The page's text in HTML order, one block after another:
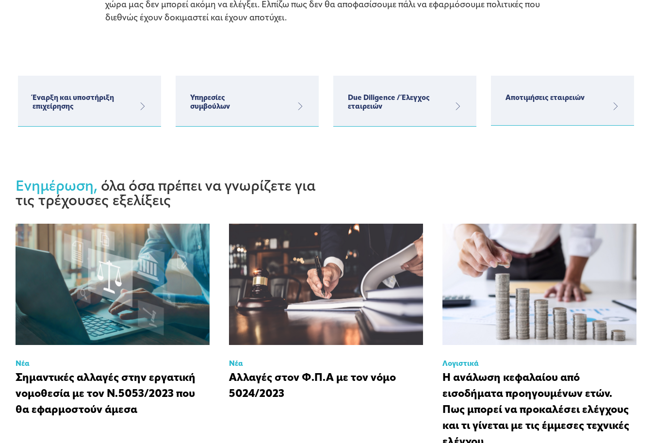
χώρα μας δεν μπορεί ακόμη να ελέγξει. Ελπίζω πως δεν θα αποφασίσουμε πάλι να εφαρμόσουμε πολιτικές που
διεθνώς έχουν δοκιμαστεί και έχουν αποτύχει.
Έναρξη και υποστήριξη
επιχείρησης
Υπηρεσίες
συμβούλων
Due Diligence / Έλεγχος
εταιρειών
Αποτιμήσεις εταιρειών
Ενημέρωση, όλα όσα πρέπει να γνωρίζετε για
τις τρέχουσες εξελίξεις
Νέα
Σημαντικές αλλαγές στην εργατική
νομοθεσία με τον Ν.5053/2023 που
θα εφαρμοστούν άμεσα
Νέα
Αλλαγές στον Φ.Π.Α με τον νόμο
5024/2023
Λογιστικά
Η ανάλωση κεφαλαίου από
εισοδήματα προηγουμένων ετών.
Πως μπορεί να προκαλέσει ελέγχους
και τι γίνεται με τις έμμεσες τεχνικές